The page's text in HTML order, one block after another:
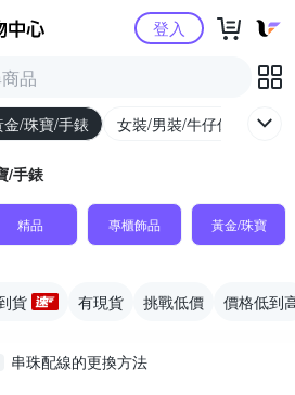
Yahoo購物中心登入
/珠寶/手錶 女裝/男裝/牛仔休閒
/手錶
精品 專櫃飾品 黃金/珠寶
貨 有現貨 挑戰低價 價格低到
串珠配線的更換方法